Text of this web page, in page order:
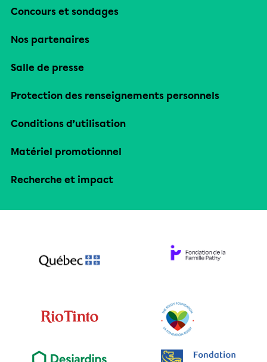
Concours et sondages
Nos partenaires
Salle de presse
Protection des renseignements personnels
Conditions d’utilisation
Matériel promotionnel
Recherche et impact